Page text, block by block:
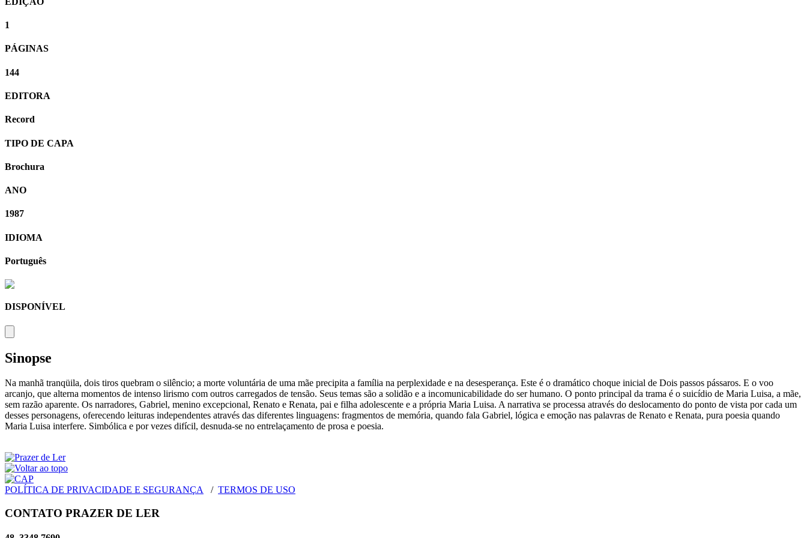
1
PÁGINAS
144
EDITORA
Record
TIPO DE CAPA
Brochura
ANO
1987
IDIOMA
Português
DISPONÍVEL
Sinopse
Na manhã tranqüila, dois tiros quebram o silêncio; a morte voluntária de uma mãe precipita a família na perplexidade e na desesperança. Este é o dramático choque inicial de Dois passos pássaros. E o voo
arcanjo, que alterna momentos de intenso lirismo com outros carregados de tensão. Seus temas são a solidão e a incomunicabilidade do ser humano. O ponto principal da trama é o suicídio de Maria Luisa, a mãe,
sem razão aparente. Os narradores, Gabriel, menino excepcional, Renato e Renata, pai e filha adolescente e a própria Maria Luisa. A narrativa se processa através do deslocamento do ponto de vista por cada um
desses personagens, oferecendo leituras independentes através das diferentes linguagens: fragmentos de memória, quando fala Gabriel, lógica e emoção nas palavras de Renato e Renata, pura poesia quando
Maria Luisa interfere. Simbólica e por vezes difícil, desnuda-se no entrelaçamento de prosa e poesia.
POLÍTICA DE PRIVACIDADE E SEGURANÇA / TERMOS DE USO
CONTATO PRAZER DE LER